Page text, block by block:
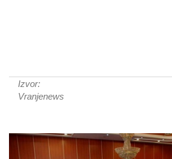
Izvor:
Vranjenews